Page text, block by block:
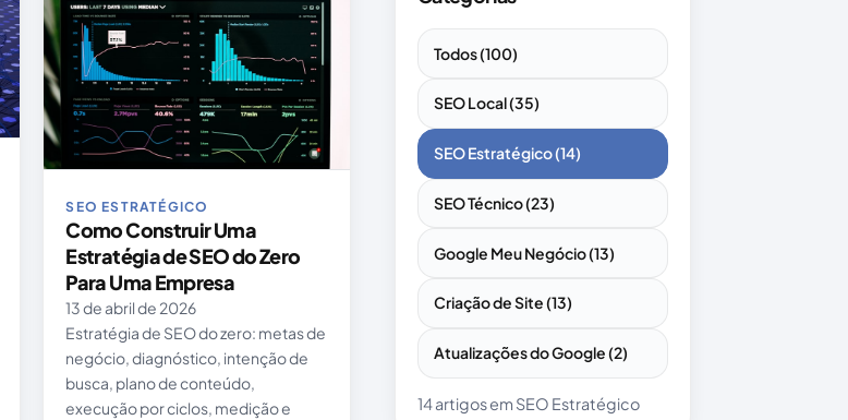
SEO ESTRATÉGICO
Como Construir Uma
Estratégia de SEO do Zero
Para Uma Empresa
13 de abril de 2026
Estratégia de SEO do zero: metas de
negócio, diagnóstico, intenção de
busca, plano de conteúdo,
execução por ciclos, medição e
Todos (100)
SEO Local (35)
SEO Estratégico (14)
SEO Técnico (23)
Google Meu Negócio (13)
Criação de Site (13)
Atualizações do Google (2)
14 artigos em SEO Estratégico